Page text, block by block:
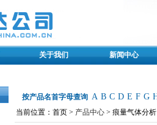
关于我们 新闻中心
按产品名首字母查询 A B C D E F G
当前位置：首页 > 产品中心 > 痕量气体分析